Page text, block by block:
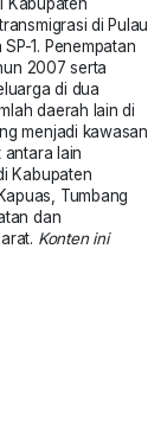
di Pulau
1. Penempatan
2007 serta
di dua
daerah lain di
menjadi kawasan
antara lain
Kabupaten
Tumbang
dan
Konten ini